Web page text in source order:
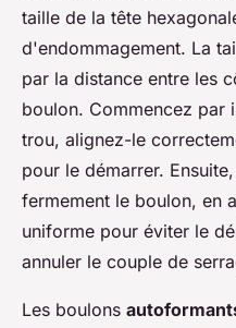
taille de la tête
d'endommagement. La
par la distance entre les
boulon. Commencez par
trou, alignez-le
pour le démarrer.
fermement le boulon, en
uniforme pour éviter le
annuler le couple de
Les boulons